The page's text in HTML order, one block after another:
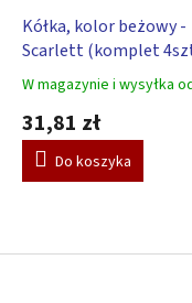
Kółka, kolor beżowy -
Scarlett (komplet
Średnia
produktu
wynosi
3,0
W magazynie i wysyłka
31,81 zł
Do koszyka
S